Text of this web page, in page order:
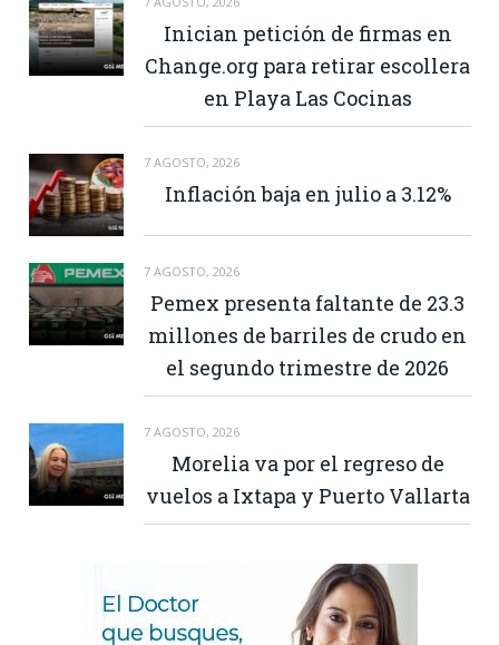
Inician petición de firmas en
Change.org para retirar escollera
en Playa Las Cocinas
7 AGOSTO, 2026
Inflación baja en julio a 3.12%
7 AGOSTO, 2026
Pemex presenta faltante de 23.3
millones de barriles de crudo en
el segundo trimestre de 2026
7 AGOSTO, 2026
Morelia va por el regreso de
vuelos a Ixtapa y Puerto Vallarta